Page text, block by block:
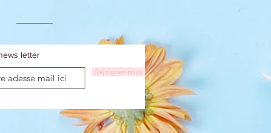
letter
Rejoignez-nous